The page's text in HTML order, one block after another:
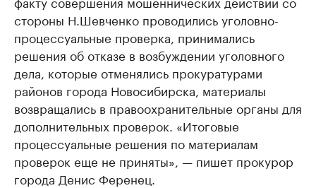
стороны Н.Шевченко проводились уголовно-
процессуальные проверка, принимались
решения об отказе в возбуждении уголовного
дела, которые отменялись прокуратурами
районов города Новосибирска, материалы
возвращались в правоохранительные органы для
дополнительных проверок. «Итоговые
процессуальные решения по материалам
проверок еще не приняты», — пишет прокурор
города Денис Ференец.